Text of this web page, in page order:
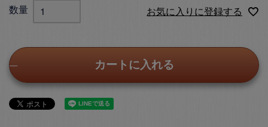
お気に入りに登録する
カートに入れる